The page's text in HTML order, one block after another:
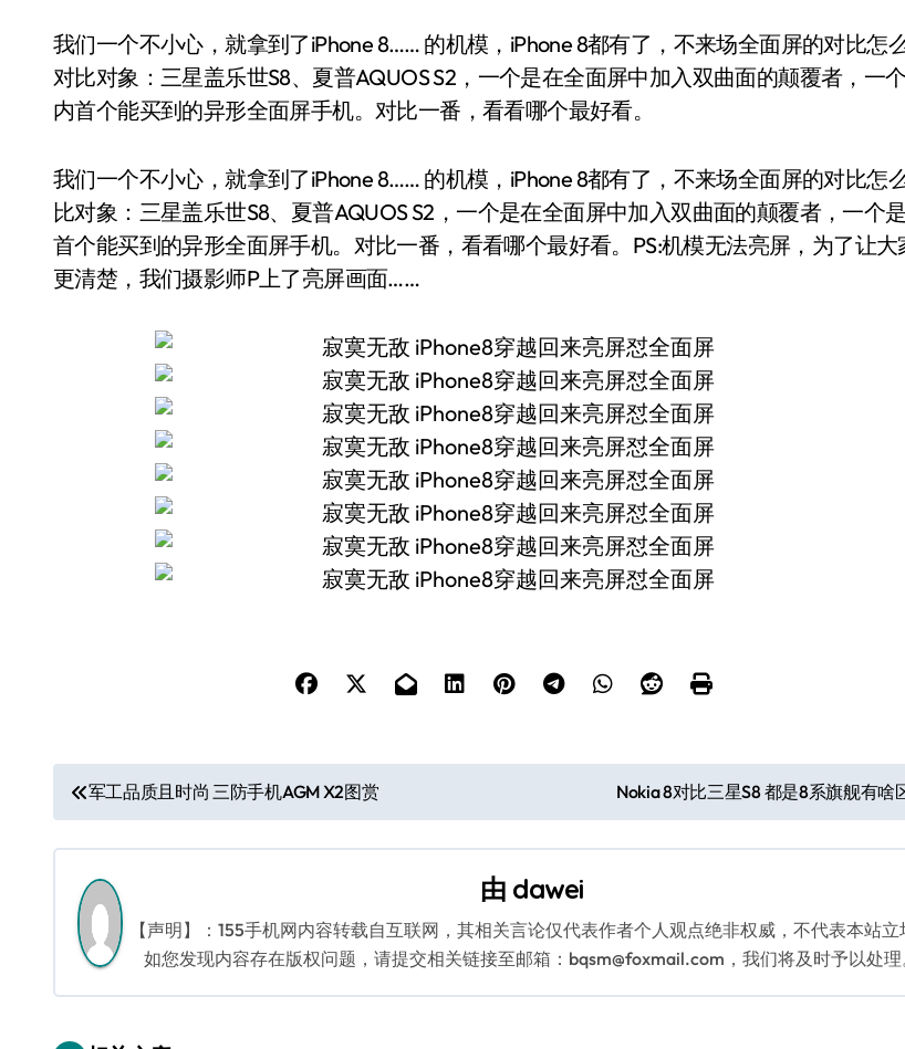
我们一个不小心，就拿到了iPhone 8…… 的机模，iPhone 8都有了，不来场全面屏的对比怎么行？
对比对象：三星盖乐世S8、夏普AQUOS S2，一个是在全面屏中加入双曲面的颠覆者，一
内首个能买到的异形全面屏手机。对比一番，看看哪个最好看。
我们一个不小心，就拿到了iPhone 8…… 的机模，iPhone 8都有了，不来场全面屏的对比怎
比对象：三星盖乐世S8、夏普AQUOS S2，一个是在全面屏中加入双曲面的颠覆者，一个
首个能买到的异形全面屏手机。对比一番，看看哪个最好看。PS:机模无法亮屏，为了让大
更清楚，我们摄影师P上了亮屏画面……
文
章
导
航
军工品质且时尚 三防手机AGM X2图赏 Nokia 8对比三星S8 都是8系旗舰有啥
由 dawei
【声明】：155手机网内容转载自互联网，其相关言论仅代表作者个人观点绝非权威，不代表本站立
如您发现内容存在版权问题，请提交相关链接至邮箱：bqsm@foxmail.com，我们将及时予以处理